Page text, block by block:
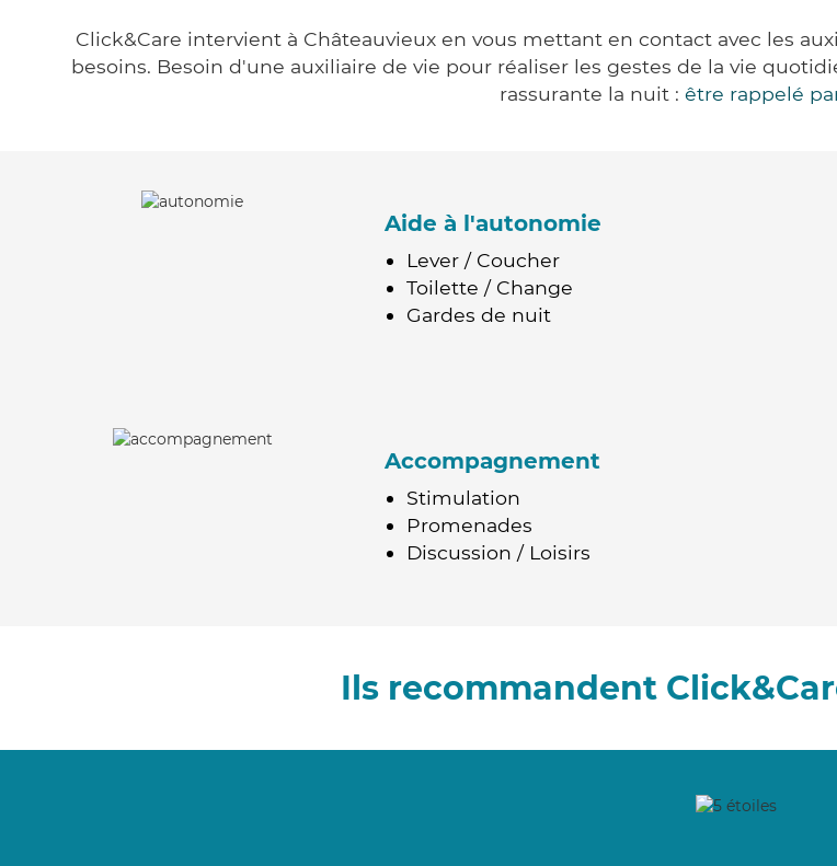
Click&Care intervient à Châteauvieux en vous mettant en contact avec les
besoins. Besoin d'une auxiliaire de vie pour réaliser les gestes de la vie
rassurante la nuit : être rappelé
Aide à l'autonomie
Lever / Coucher
Toilette / Change
Gardes de nuit
Accompagnement
Stimulation
Promenades
Discussion / Loisirs
Ils recommandent